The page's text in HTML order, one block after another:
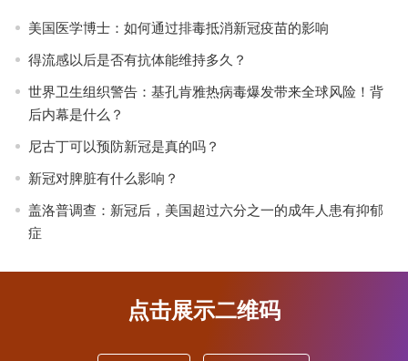
美国医学博士：如何通过排毒抵消新冠疫苗的影响
得流感以后是否有抗体能维持多久？
世界卫生组织警告：基孔肯雅热病毒爆发带来全球风险！背
后内幕是什么？
尼古丁可以预防新冠是真的吗？
新冠对脾脏有什么影响？
盖洛普调查：新冠后，美国超过六分之一的成年人患有抑郁
症
点击展示二维码